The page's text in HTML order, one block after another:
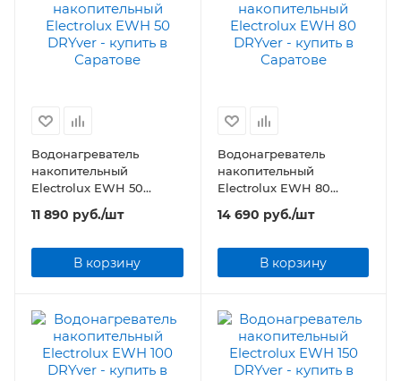
Водонагреватель
накопительный
Electrolux EWH 50
11 890 руб./шт
В корзину
Водонагреватель
накопительный
Electrolux EWH 80
14 690 руб./шт
В корзину